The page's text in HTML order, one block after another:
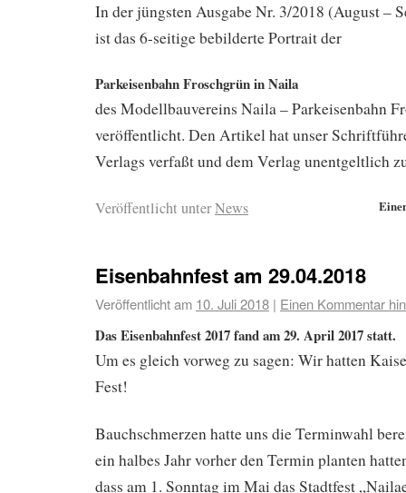
In der jüngsten Ausgabe Nr. 3/2018 (August –
ist das 6-seitige bebilderte Portrait der
Parkeisenbahn Froschgrün in Naila
des Modellbauvereins Naila – Parkeisenbahn
veröffentlicht. Den Artikel hat unser
Verlags verfaßt und dem Verlag unentgeltlich
Veröffentlicht unterNews
Eisenbahnfest am 29.04.2018
Veröffentlicht am 10. Juli 2018 | Einen Kommentar
Das Eisenbahnfest 2017 fand am 29. April 2017 statt.
Um es gleich vorweg zu sagen: Wir hatten
Fest!
Bauchschmerzen hatte uns die Terminwahl
ein halbes Jahr vorher den Termin planten
dass am 1. Sonntag im Mai das Stadtfest